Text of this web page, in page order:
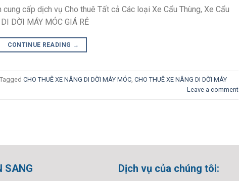
cấp dịch vụ Cho thuê Tất cả Các loại Xe Cẩu Thùng, Xe Cẩu
DỜI MÁY MÓC GIÁ RẺ
CONTINUE READING →
Tagged CHO THUÊ XE NÂNG DI DỜI MÁY MÓC CHO THUÊ XE NÂNG DI DỜI MÁY
Leave a comment
SANG Dịch vụ của chúng tôi: